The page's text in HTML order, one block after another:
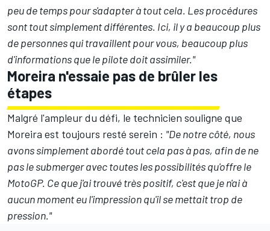
peu de temps pour s'adapter à tout cela. Les procédures
sont tout simplement différentes. Ici, il y a beaucoup plus
de personnes qui travaillent pour vous, beaucoup plus
d'informations que le pilote doit assimiler."
Moreira n'essaie pas de brûler les
étapes
Malgré l'ampleur du défi, le technicien souligne que
Moreira est toujours resté serein : "De notre côté, nous
avons simplement abordé tout cela pas à pas, afin de ne
pas le submerger avec toutes les possibilités qu'offre le
MotoGP. Ce que j'ai trouvé très positif, c'est que je n'ai à
aucun moment eu l'impression qu'il se mettait trop de
pression."